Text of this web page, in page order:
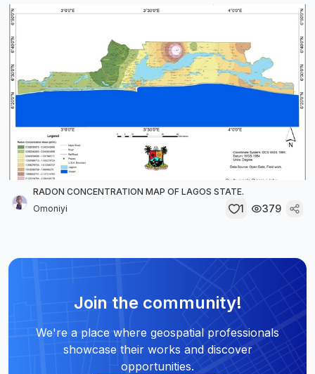
RADON CONCENTRATION MAP OF LAGOS STATE.
Omoniyi
1 379
Join the community!
We're a place where geospatial professionals
showcase their works and discover
opportunities.